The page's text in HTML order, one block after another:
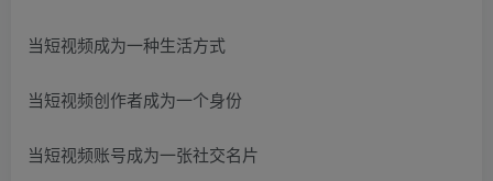
当短视频成为一种生活方式
当短视频创作者成为一个身份
当短视频账号成为一张社交名片